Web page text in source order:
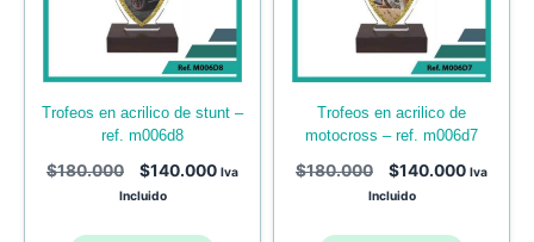
trofeos en acrilico de stunt –
ref. m006d8
$180.000 $140.000 Iva
Incluido
trofeos en acrilico de
motocross – ref. m006d7
$180.000 $140.000 Iva
Incluido